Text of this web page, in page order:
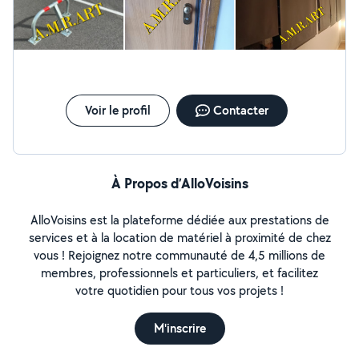
serrurerie, notamment le remplacement de serrures et
de cylindres. Chaque projet bénéficie d'un travail soigné,
de finitions de qualité et d'un accompagnement
Voir le profil Contacter
À Propos d’AlloVoisins
AlloVoisins est la plateforme dédiée aux prestations de
services et à la location de matériel à proximité de chez
vous ! Rejoignez notre communauté de 4,5 millions de
membres, professionnels et particuliers, et facilitez
votre quotidien pour tous vos projets !
M'inscrire